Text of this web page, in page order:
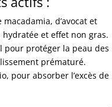
d’avocat et
et effet non gras.
pour protéger la peau des
prématuré.
pour absorber l’excès de